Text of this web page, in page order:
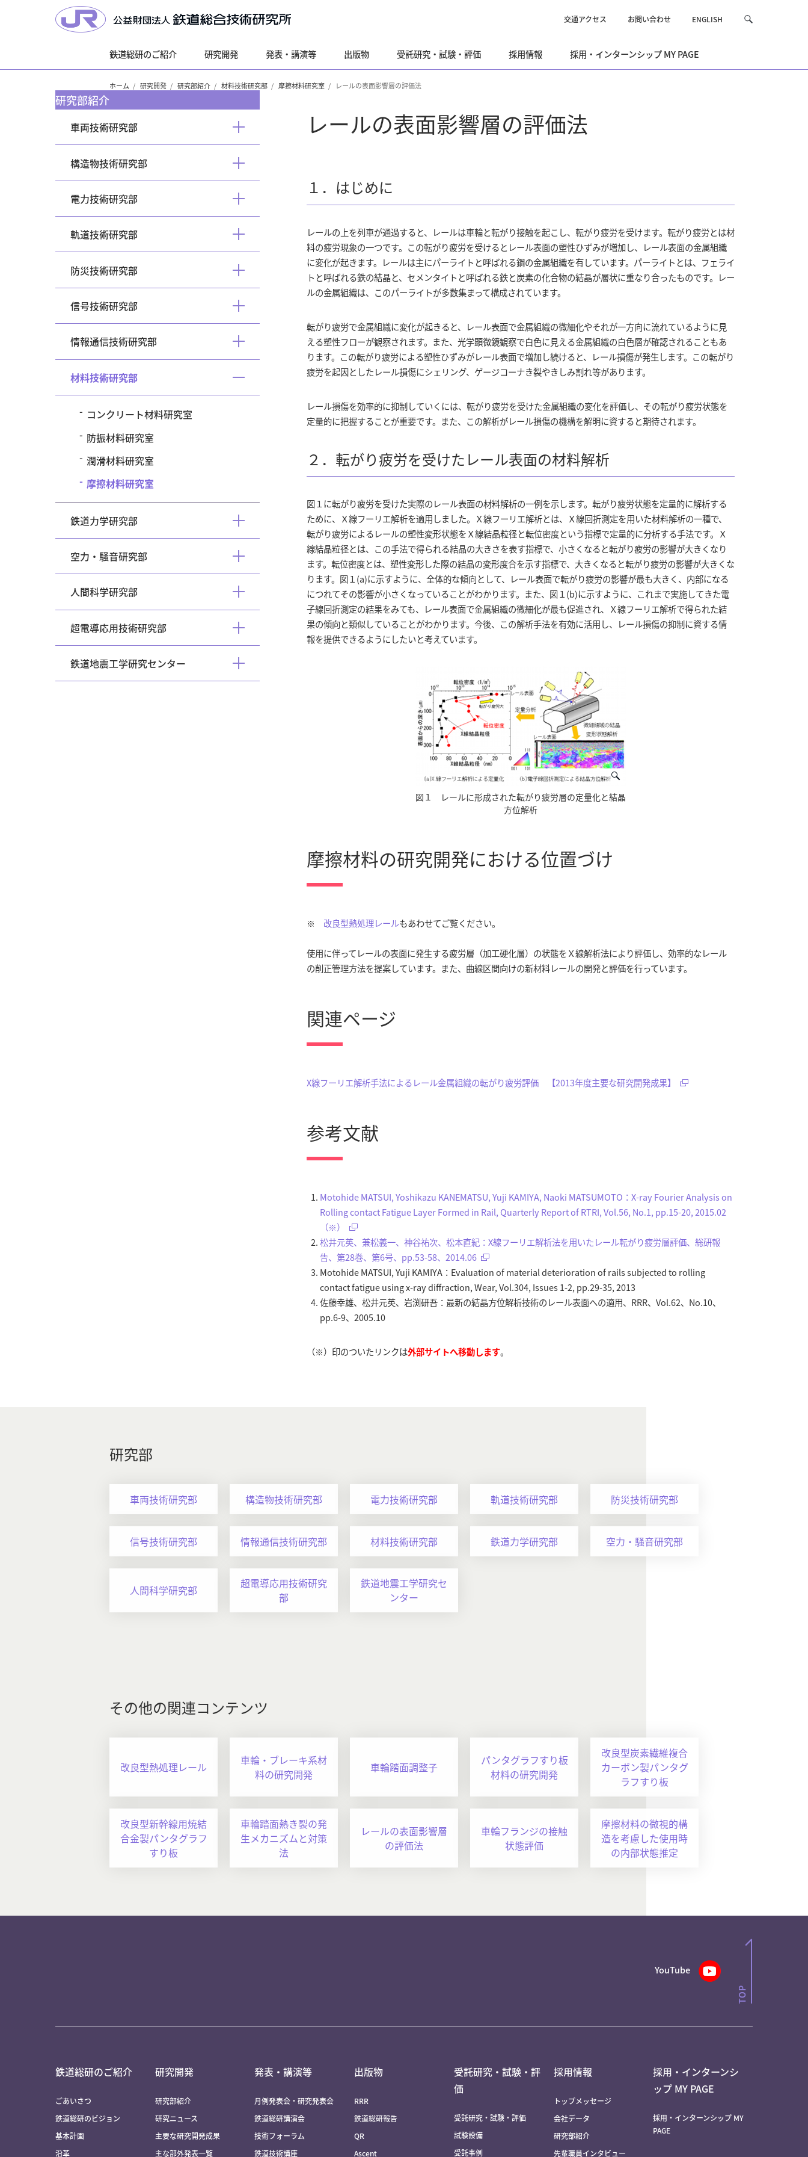
交通アクセス お問い合わせ ENGLISH
サ
を
鉄道総研のご紹介 研究開発 発表・講演等 出版物 受託研究・試験・評価 採用情報 採用・インターンシップ MY PAGE
ホーム 研究開発 研究部紹介 材料技術研究部 摩擦材料研究室 レールの表面影響層の評価法
研究部紹介
車両技術研究部
く
構造物技術研究部
く
電力技術研究部
く
軌道技術研究部
く
防災技術研究部
く
信号技術研究部
く
情報通信技術研究部
く
材料技術研究部
く
コンクリート材料研究室
防振材料研究室
潤滑材料研究室
摩擦材料研究室
鉄道力学研究部
く
空力・騒音研究部
く
人間科学研究部
く
超電導応用技術研究部
く
鉄道地震工学研究センター
く
レールの表面影響層の評価法
１．はじめに
レールの上を列車が通過すると、レールは車輪と転がり接触を起こし、転がり疲労を受けます。転がり疲労とは材
料の疲労現象の一つです。この転がり疲労を受けるとレール表面の塑性ひずみが増加し、レール表面の金属組織
に変化が起きます。レールは主にパーライトと呼ばれる鋼の金属組織を有しています。パーライトとは、フェライ
トと呼ばれる鉄の結晶と、セメンタイトと呼ばれる鉄と炭素の化合物の結晶が層状に重なり合ったものです。レー
ルの金属組織は、このパーライトが多数集まって構成されています。
転がり疲労で金属組織に変化が起きると、レール表面で金属組織の微細化やそれが一方向に流れているように見
える塑性フローが観察されます。また、光学顕微鏡観察で白色に見える金属組織の白色層が確認されることもあ
ります。この転がり疲労による塑性ひずみがレール表面で増加し続けると、レール損傷が発生します。この転がり
疲労を起因としたレール損傷にシェリング、ゲージコーナき裂やきしみ割れ等があります。
レール損傷を効率的に抑制していくには、転がり疲労を受けた金属組織の変化を評価し、その転がり疲労状態を
定量的に把握することが重要です。また、この解析がレール損傷の機構を解明に資すると期待されます。
２．転がり疲労を受けたレール表面の材料解析
図１に転がり疲労を受けた実際のレール表面の材料解析の一例を示します。転がり疲労状態を定量的に解析する
ために、Ｘ線フーリエ解析を適用しました。Ｘ線フーリエ解析とは、Ｘ線回折測定を用いた材料解析の一種で、
転がり疲労によるレールの塑性変形状態をＸ線結晶粒径と転位密度という指標で定量的に分析する手法です。Ｘ
線結晶粒径とは、この手法で得られる結晶の大きさを表す指標で、小さくなると転がり疲労の影響が大きくなり
ます。転位密度とは、塑性変形した際の結晶の変形度合を示す指標で、大きくなると転がり疲労の影響が大きくな
ります。図１(a)に示すように、全体的な傾向として、レール表面で転がり疲労の影響が最も大きく、内部になる
につれてその影響が小さくなっていることがわかります。また、図１(b)に示すように、これまで実施してきた電
子線回折測定の結果をみても、レール表面で金属組織の微細化が最も促進され、Ｘ線フーリエ解析で得られた結
果の傾向と類似していることがわかります。今後、この解析手法を有効に活用し、レール損傷の抑制に資する情
報を提供できるようにしたいと考えています。
図１ レールに形成された転がり疲労層の定量化と結晶
方位解析
摩擦材料の研究開発における位置づけ
※ 改良型熱処理レールもあわせてご覧ください。
使用に伴ってレールの表面に発生する疲労層（加工硬化層）の状態をＸ線解析法により評価し、効率的なレール
の削正管理方法を提案しています。また、曲線区間向けの新材料レールの開発と評価を行っています。
関連ページ
X線フーリエ解析手法によるレール金属組織の転がり疲労評価 【2013年度主要な研究開発成果】
参考文献
Motohide MATSUI, Yoshikazu KANEMATSU, Yuji KAMIYA, Naoki MATSUMOTO：X-ray Fourier Analysis on
Rolling contact Fatigue Layer Formed in Rail, Quarterly Report of RTRI, Vol.56, No.1, pp.15-20, 2015.02
（※）
松井元英、兼松義一、神谷祐次、松本直紀：X線フーリエ解析法を用いたレール転がり疲労層評価、総研報
告、第28巻、第6号、pp.53-58、2014.06
Motohide MATSUI, Yuji KAMIYA：Evaluation of material deterioration of rails subjected to rolling
contact fatigue using x-ray diffraction, Wear, Vol.304, Issues 1-2, pp.29-35, 2013
佐藤幸雄、松井元英、岩渕研吾：最新の結晶方位解析技術のレール表面への適用、RRR、Vol.62、No.10、
pp.6-9、2005.10
（※）印のついたリンクは外部サイトへ移動します。
研究部
車両技術研究部 構造物技術研究部 電力技術研究部 軌道技術研究部 防災技術研究部
信号技術研究部 情報通信技術研究部 材料技術研究部 鉄道力学研究部 空力・騒音研究部
人間科学研究部
超電導応用技術研究
部
鉄道地震工学研究セ
ンター
その他の関連コンテンツ
改良型熱処理レール
車輪・ブレーキ系材
料の研究開発
車輪踏面調整子
パンタグラフすり板
材料の研究開発
改良型炭素繊維複合
カーボン製パンタグ
ラフすり板
改良型新幹線用焼結
合金製パンタグラフ
すり板
車輪踏面熱き裂の発
生メカニズムと対策
法
レールの表面影響層
の評価法
車輪フランジの接触
状態評価
摩擦材料の微視的構
造を考慮した使用時
の内部状態推定
YouTube
鉄道総研のご紹介
ごあいさつ
鉄道総研のビジョン
基本計画
沿革
研究開発
研究部紹介
研究ニュース
主要な研究開発成果
主な部外発表一覧
発表・講演等
月例発表会・研究発表会
鉄道総研講演会
技術フォーラム
鉄道技術講座
出版物
RRR
鉄道総研報告
QR
Ascent
受託研究・試験・評
価
受託研究・試験・評価
試験設備
受託事例
採用情報
トップメッセージ
会社データ
研究部紹介
先輩職員インタビュー
採用・インターンシ
ップ MY PAGE
採用・インターンシップ MY
PAGE